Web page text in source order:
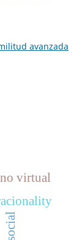
avanzada
virtual